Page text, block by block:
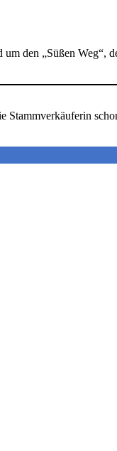
den „Süßen Weg“,
Stammverkäuferin